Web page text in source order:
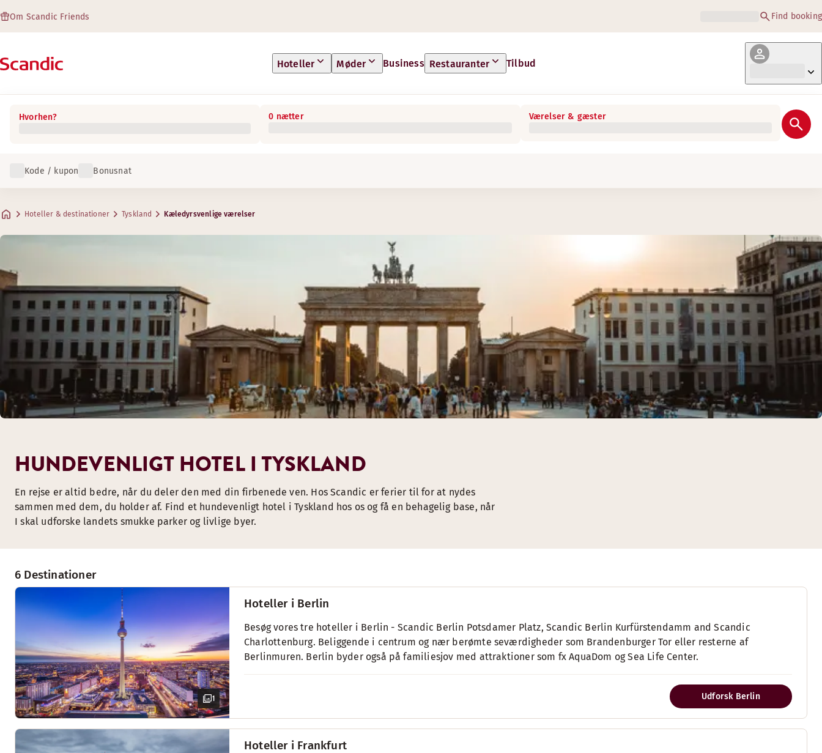
Om Scandic Friends Find booking
Hoteller Møder Business Restauranter Tilbud
Hvorhen? 0 nætter Værelser & gæster
Kode / kupon Bonusnat
Hoteller & destinationer Tyskland Kæledyrsvenlige værelser
6 Destinationer
1
Hoteller i Berlin
Besøg vores tre hoteller i Berlin - Scandic Berlin Potsdamer Platz, Scandic Berlin Kurfürstendamm and Scandic
Charlottenburg. Beliggende i centrum og nær berømte seværdigheder som Brandenburger Tor eller resterne af
Berlinmuren. Berlin byder også på familiesjov med attraktioner som fx AquaDom og Sea Life Center.
Udforsk Berlin
Hoteller i Frankfurt
HUNDEVENLIGT HOTEL I TYSKLAND
En rejse er altid bedre, når du deler den med din firbenede ven. Hos Scandic er ferier til for at nydes
sammen med dem, du holder af. Find et hundevenligt hotel i Tyskland hos os og få en behagelig base, når
I skal udforske landets smukke parker og livlige byer.